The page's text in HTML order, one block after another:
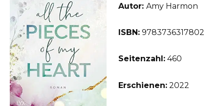
Autor: Amy Harmon
ISBN: 9783736317802
Seitenzahl: 460
Erschienen: 2022